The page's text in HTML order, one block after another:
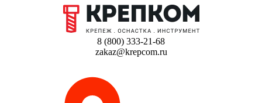
8 (800) 333-21-68
zakaz@krepcom.ru